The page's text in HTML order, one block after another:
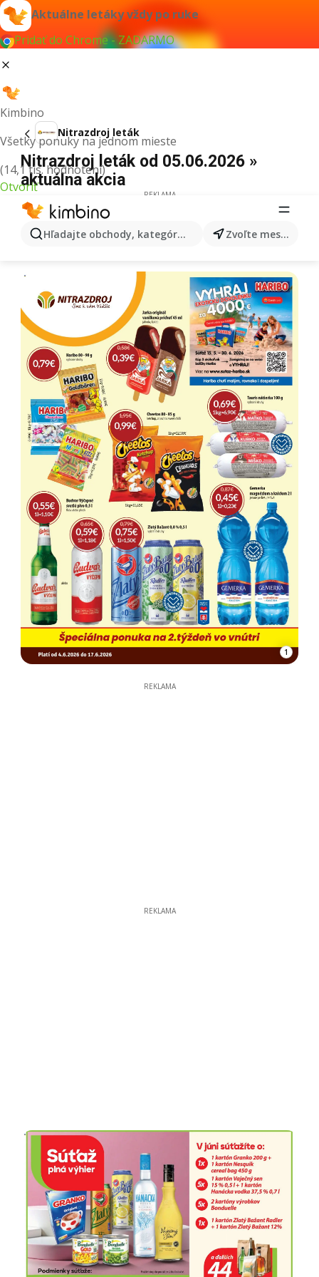
Aktuálne letáky vždy po ruke
Pridať do Chrome - ZADARMO
Kimbino
Všetky ponuky na jednom mieste
(14,1 tis. hodnotení)
Otvoriť
Hľadajte obchody, kategórie, produkty... Zvoľte mesto
Nitrazdroj leták
Nitrazdroj leták od 05.06.2026 »
aktuálna akcia
REKLAMA
1
REKLAMA
REKLAMA